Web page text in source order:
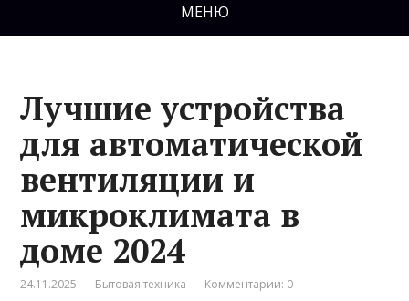
МЕНЮ
Лучшие устройства
для автоматической
вентиляции и
микроклимата в
доме 2024
24.11.2025 Бытовая техника Комментарии: 0